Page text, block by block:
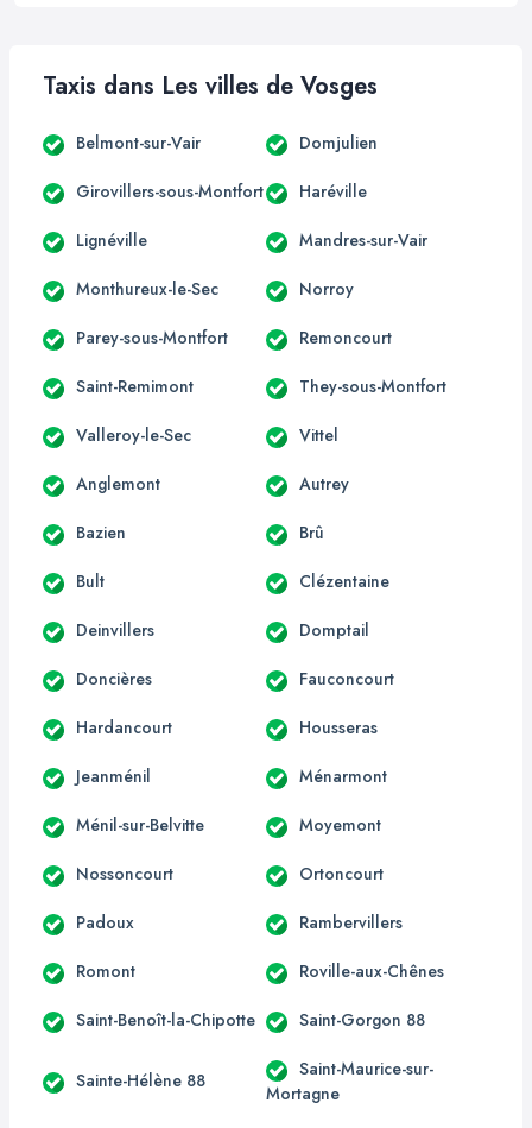
Taxis dans Les villes de Vosges
Belmont-sur-Vair Domjulien
Girovillers-sous-Montfort Haréville
Lignéville Mandres-sur-Vair
Monthureux-le-Sec Norroy
Parey-sous-Montfort Remoncourt
Saint-Remimont They-sous-Montfort
Valleroy-le-Sec Vittel
Anglemont Autrey
Bazien Brû
Bult Clézentaine
Deinvillers Domptail
Doncières Fauconcourt
Hardancourt Housseras
Jeanménil Ménarmont
Ménil-sur-Belvitte Moyemont
Nossoncourt Ortoncourt
Padoux Rambervillers
Romont Roville-aux-Chênes
Saint-Benoît-la-Chipotte Saint-Gorgon 88
Sainte-Hélène 88
Saint-Maurice-sur-
Mortagne